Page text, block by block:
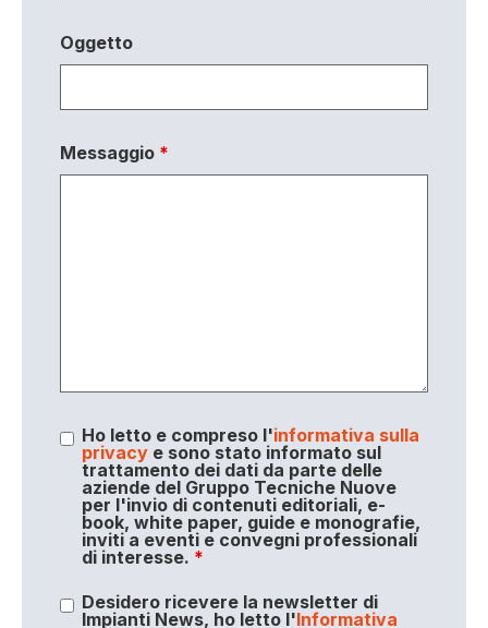
Oggetto
Messaggio *
Ho letto e compreso l'informativa sulla
privacye sono stato informato sul
trattamento dei dati da parte delle
aziende del Gruppo Tecniche Nuove
per l'invio di contenuti editoriali, e-
book, white paper, guide e monografie,
inviti a eventi e convegni professionali
di interesse. *
Desidero ricevere la newsletter di
Impianti News, ho letto l'Informativa